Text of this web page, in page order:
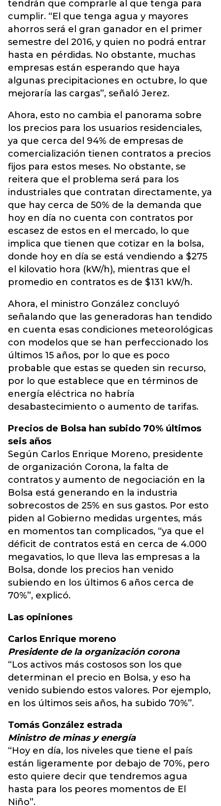
tendrán que comprarle al que tenga para
cumplir. “El que tenga agua y mayores
ahorros será el gran ganador en el primer
semestre del 2016, y quien no podrá entrar
hasta en pérdidas. No obstante, muchas
empresas están esperando que haya
algunas precipitaciones en octubre, lo que
mejoraría las cargas”, señaló Jerez.
Ahora, esto no cambia el panorama sobre
los precios para los usuarios residenciales,
ya que cerca del 94% de empresas de
comercialización tienen contratos a precios
fijos para estos meses. No obstante, se
reitera que el problema será para los
industriales que contratan directamente, ya
que hay cerca de 50% de la demanda que
hoy en día no cuenta con contratos por
escasez de estos en el mercado, lo que
implica que tienen que cotizar en la bolsa,
donde hoy en día se está vendiendo a $275
el kilovatio hora (kW/h), mientras que el
promedio en contratos es de $131 kW/h.
Ahora, el ministro González concluyó
señalando que las generadoras han tendido
en cuenta esas condiciones meteorológicas
con modelos que se han perfeccionado los
últimos 15 años, por lo que es poco
probable que estas se queden sin recurso,
por lo que establece que en términos de
energía eléctrica no habría
desabastecimiento o aumento de tarifas.
Precios de Bolsa han subido 70% últimos
seis años
Según Carlos Enrique Moreno, presidente
de organización Corona, la falta de
contratos y aumento de negociación en la
Bolsa está generando en la industria
sobrecostos de 25% en sus gastos. Por esto
piden al Gobierno medidas urgentes, más
en momentos tan complicados, “ya que el
déficit de contratos está en cerca de 4.000
megavatios, lo que lleva las empresas a la
Bolsa, donde los precios han venido
subiendo en los últimos 6 años cerca de
70%”, explicó.
Las opiniones
Carlos Enrique moreno
Presidente de la organización corona
“Los activos más costosos son los que
determinan el precio en Bolsa, y eso ha
venido subiendo estos valores. Por ejemplo,
en los últimos seis años, ha subido 70%”.
Tomás González estrada
Ministro de minas y energía
“Hoy en día, los niveles que tiene el país
están ligeramente por debajo de 70%, pero
esto quiere decir que tendremos agua
hasta para los peores momentos de El
Niño”.